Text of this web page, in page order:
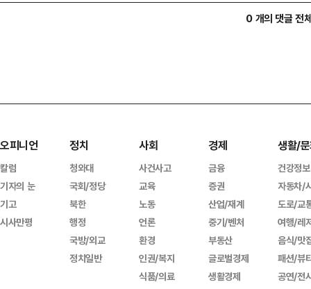
0 개의 댓글 전
오피니언
칼럼
기자의 눈
기고
시사만평
정치
청와대
국회/정당
북한
행정
국방/외교
정치일반
사회
사건사고
교육
노동
언론
환경
인권/복지
식품/의료
경제
금융
증권
산업/재계
중기/벤처
부동산
글로벌경제
생활경제
생활/
건강정보
자동차/
도로/교
여행/레
음식/맛
패션/뷰
공연/전